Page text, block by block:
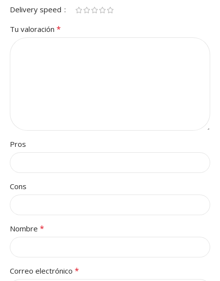
Delivery speed
Tu valoración *
Pros
Cons
Nombre *
Correo electrónico *